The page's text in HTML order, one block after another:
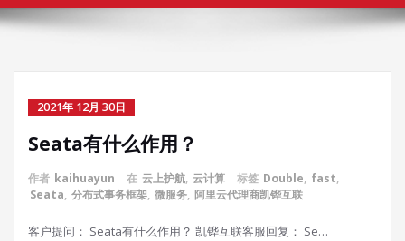
2021年 12月 30日
Seata有什么作用？
作者 kaihuayun 在 云上护航, 云计算 标签 Double, fast,
Seata, 分布式事务框架, 微服务, 阿里云代理商凯铧互联
客户提问： Seata有什么作用？ 凯铧互联客服回复： Se…